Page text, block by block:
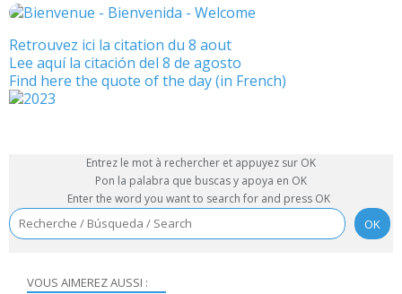
VOUS AIMEREZ AUSSI :
Retrouvez ici la citation du 8 aout
Lee aquí la citación del 8 de agosto
Find here the quote of the day (in French)
Entrez le mot à rechercher et appuyez sur OK
Pon la palabra que buscas y apoya en OK
Enter the word you want to search for and press OK